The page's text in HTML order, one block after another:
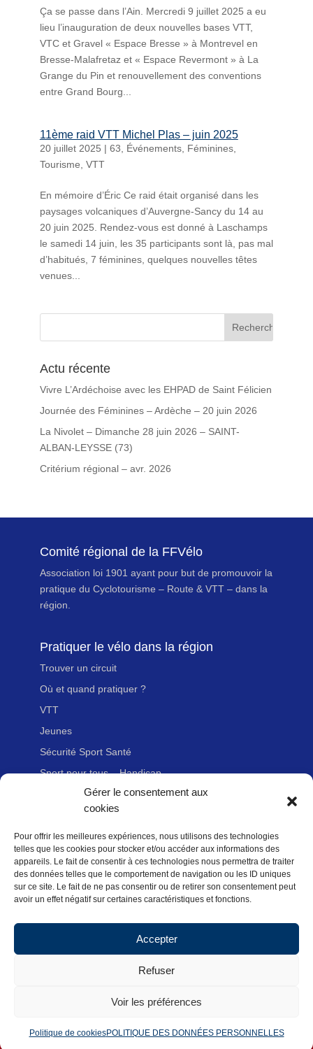
Gérer le consentement aux
cookies
Pour offrir les meilleures expériences, nous utilisons des technologies
telles que les cookies pour stocker et/ou accéder aux informations des
appareils. Le fait de consentir à ces technologies nous permettra de traiter
des données telles que le comportement de navigation ou les ID uniques
sur ce site. Le fait de ne pas consentir ou de retirer son consentement peut
avoir un effet négatif sur certaines caractéristiques et fonctions.
Accepter
Refuser
Voir les préférences
Politique de cookiesPOLITIQUE DES DONNÉES PERSONNELLES
Ça se passe dans l’Ain. Mercredi 9 juillet 2025 a eu
lieu l’inauguration de deux nouvelles bases VTT,
VTC et Gravel « Espace Bresse » à Montrevel en
Bresse-Malafretaz et « Espace Revermont » à La
Grange du Pin et renouvellement des conventions
entre Grand Bourg...
11ème raid VTT Michel Plas – juin 2025
20 juillet 2025 | 63 Événements, Féminines,
Tourisme VTT
En mémoire d’Éric Ce raid était organisé dans les
paysages volcaniques d’Auvergne-Sancy du 14 au
20 juin 2025. Rendez-vous est donné à Laschamps
le samedi 14 juin, les 35 participants sont là, pas mal
d’habitués, 7 féminines, quelques nouvelles têtes
venues...
Actu récente
Vivre L’Ardéchoise avec les EHPAD de Saint Félicien
Journée des Féminines – Ardèche – 20 juin 2026
La Nivolet – Dimanche 28 juin 2026 – SAINT-
ALBAN-LEYSSE (73)
Critérium régional – avr. 2026
Comité régional de la FFVélo
Association loi 1901 ayant pour but de promouvoir la
pratique du Cyclotourisme – Route & VTT – dans la
région.
Pratiquer le vélo dans la région
Trouver un circuit
Où et quand pratiquer ?
VTT
Jeunes
Sécurité Sport Santé
Sport pour tous – Handicap
Adhérer à la FFvélo
Nous contacter
Newsletter
Mentions légales
Politique des données personnelles
Politique de cookies (UE)
Copyright FFVélo 2018